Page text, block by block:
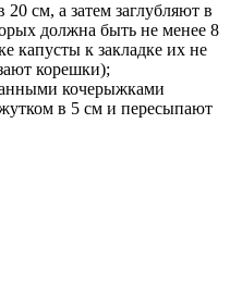
см, а затем заглубляют в
должна быть не менее 8
капусты к закладке их не
корешки);
кочерыжками
в 5 см и пересыпают